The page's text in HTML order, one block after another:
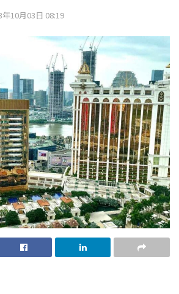
年10月03日 08:19